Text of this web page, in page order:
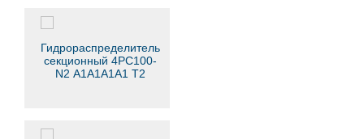
Гидрораспределитель
секционный 4РС100-
N2 А1А1А1А1 Т2